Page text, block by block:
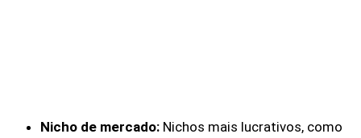
Nicho de mercado: Nichos mais lucrativos, como